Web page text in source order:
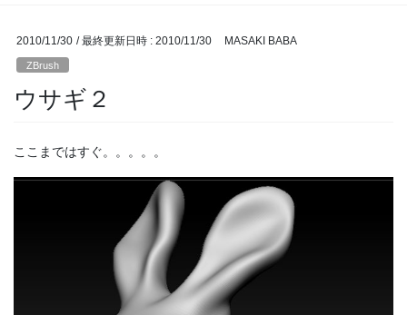
2010/11/30 / 最終更新日時 : 2010/11/30 MASAKI BABA
ZBrush
ウサギ２
ここまではすぐ。。。。。